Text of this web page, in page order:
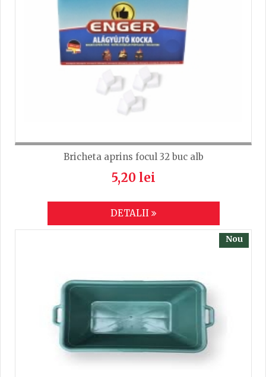
Bricheta aprins focul 32 buc alb
5,20 lei
DETALII
Nou